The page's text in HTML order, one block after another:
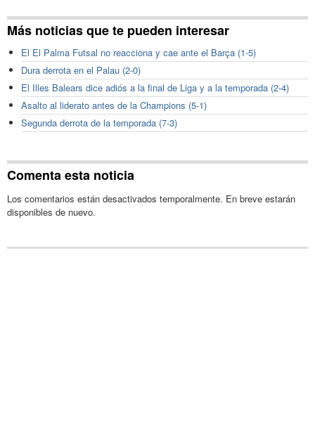
Más noticias que te pueden interesar
El El Palma Futsal no reacciona y cae ante el Barça (1-5)
Dura derrota en el Palau (2-0)
El Illes Balears dice adiós a la final de Liga y a la temporada (2-4)
Asalto al liderato antes de la Champions (5-1)
Segunda derrota de la temporada (7-3)
Comenta esta noticia
Los comentarios están desactivados temporalmente. En breve estarán
disponibles de nuevo.